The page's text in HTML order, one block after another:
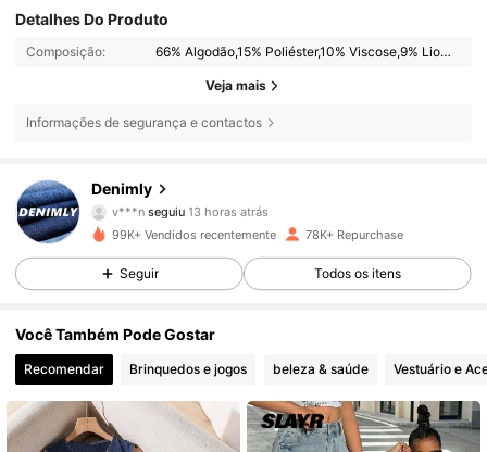
Detalhes Do Produto
Composição: 66% Algodão,15% Poliéster,10% Viscose,9% Liocel
Veja mais
Informações de segurança e contactos
Denimly
v***nseguiu
4,91
31K Seguidores
4,91 31K Seguidores
4,91 31K Seguidores
4,91 31K Seguidores
4,91 31K Seguidores
99K+ Vendidos recentemente 78K+ Repurchase
Seguir Todos os itens
Você Também Pode Gostar
Recomendar Brinquedos e jogos beleza & saúde Vestuário e